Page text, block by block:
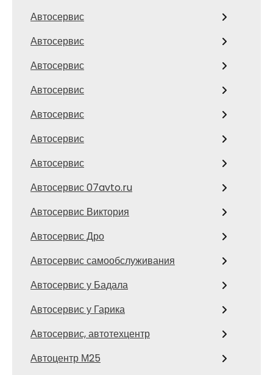
Автосервис
Автосервис
Автосервис
Автосервис
Автосервис
Автосервис
Автосервис
Автосервис 07avto.ru
Автосервис Виктория
Автосервис Дро
Автосервис самообслуживания
Автосервис у Бадала
Автосервис у Гарика
Автосервис, автотехцентр
Автоцентр М25